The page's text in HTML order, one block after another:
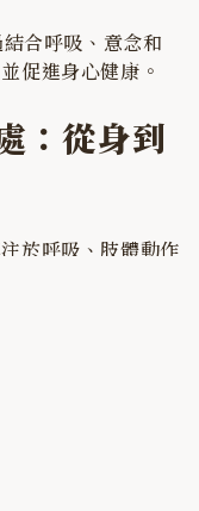
合呼吸、意念和
促進身心健康。
：從身到
於呼吸、肢體動作